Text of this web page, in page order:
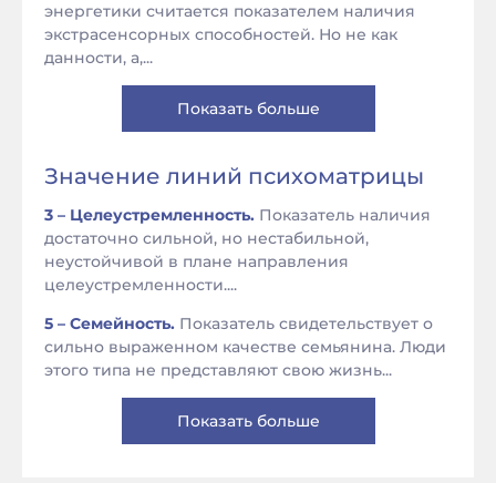
энергетики считается показателем наличия
экстрасенсорных способностей. Но не как
данности, а,...
Показать больше
Значение линий психоматрицы
3 – Целеустремленность. Показатель наличия
достаточно сильной, но нестабильной,
неустойчивой в плане направления
целеустремленности....
5 – Семейность. Показатель свидетельствует о
сильно выраженном качестве семьянина. Люди
этого типа не представляют свою жизнь...
Показать больше